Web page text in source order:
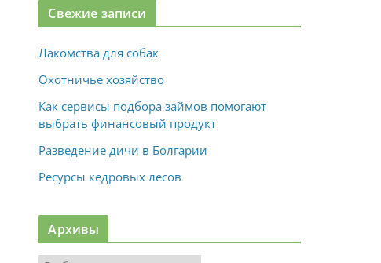
Свежие записи
Лакомства для собак
Охотничье хозяйство
Как сервисы подбора займов помогают
выбрать финансовый продукт
Разведение дичи в Болгарии
Ресурсы кедровых лесов
Архивы